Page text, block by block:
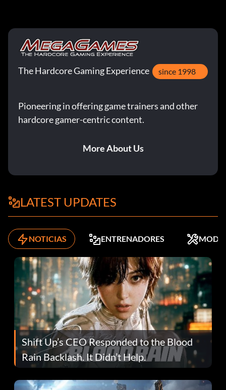
The Hardcore Gaming Experience since 1998
Pioneering in offering game trainers and other
hardcore gamer-centric content.
More About Us
LATEST UPDATES
NOTICIAS ENTRENADORES MODS
Shift Up’s CEO Responded to the Blood
Rain Backlash. It Didn’t Help.